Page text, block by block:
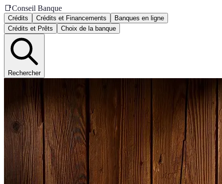
📑Conseil Banque
Crédits Crédits et Financements
Banques en ligne
Crédits et Prêts
Choix de la banque
Rechercher